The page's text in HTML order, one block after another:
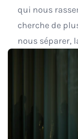
qui nous
cherche de
nous séparer,